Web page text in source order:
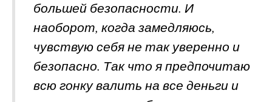
большей безопасности. И
наоборот, когда замедляюсь,
чувствую себя не так уверенно и
безопасно. Так что я предпочитаю
всю гонку валить на все деньги и